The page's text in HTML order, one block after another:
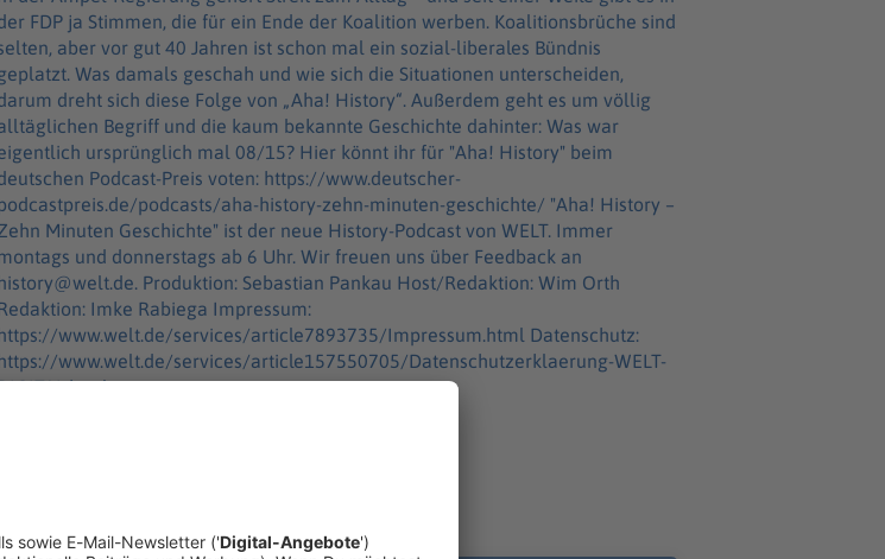
FDP ja Stimmen, die für ein Ende der Koalition werben. Koalitionsbrüche sind
aber vor gut 40 Jahren ist schon mal ein sozial-liberales Bündnis
Was damals geschah und wie sich die Situationen unterscheiden,
dreht sich diese Folge von „Aha! History“. Außerdem geht es um völlig
Begriff und die kaum bekannte Geschichte dahinter: Was war
ursprünglich mal 08/15? Hier könnt ihr für "Aha! History" beim
Podcast-Preis voten: https://www.deutscher-
podcasts/aha-history-zehn-minuten-geschichte/ "Aha! History –
Minuten Geschichte" ist der neue History-Podcast von WELT. Immer
und donnerstags ab 6 Uhr. Wir freuen uns über Feedback an
Produktion: Sebastian Pankau Host/Redaktion: Wim Orth
Imke Rabiega Impressum:
www.welt.de/services/article7893735/Impressum.html Datenschutz:
www.welt.de/services/article157550705/Datenschutzerklaerung-WELT-